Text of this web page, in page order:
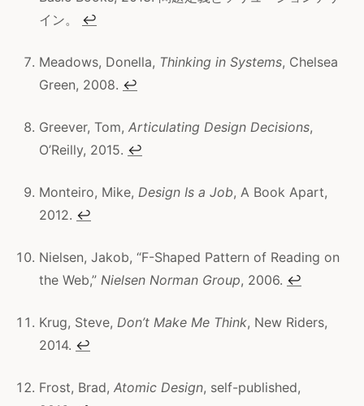
イン。 ↩
Meadows, Donella, Thinking in Systems, Chelsea
Green, 2008. ↩
Greever, Tom, Articulating Design Decisions,
O’Reilly, 2015. ↩
Monteiro, Mike, Design Is a Job, A Book Apart,
2012. ↩
Nielsen, Jakob, “F-Shaped Pattern of Reading on
the Web,” Nielsen Norman Group, 2006. ↩
Krug, Steve, Don’t Make Me Think, New Riders,
2014. ↩
Frost, Brad, Atomic Design, self-published,